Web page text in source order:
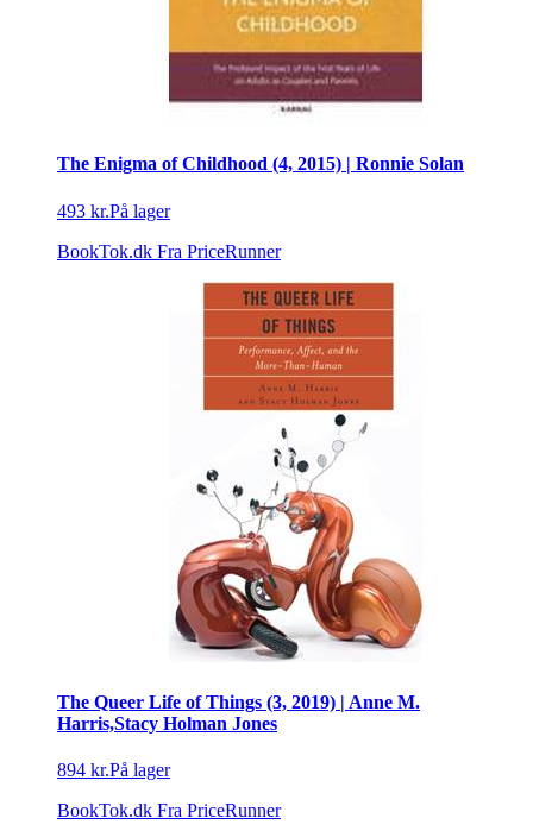
The Enigma of Childhood (4, 2015) | Ronnie Solan
493 kr.På lager
BookTok.dk Fra PriceRunner
The Queer Life of Things (3, 2019) | Anne M.
Harris,Stacy Holman Jones
894 kr.På lager
BookTok.dk Fra PriceRunner